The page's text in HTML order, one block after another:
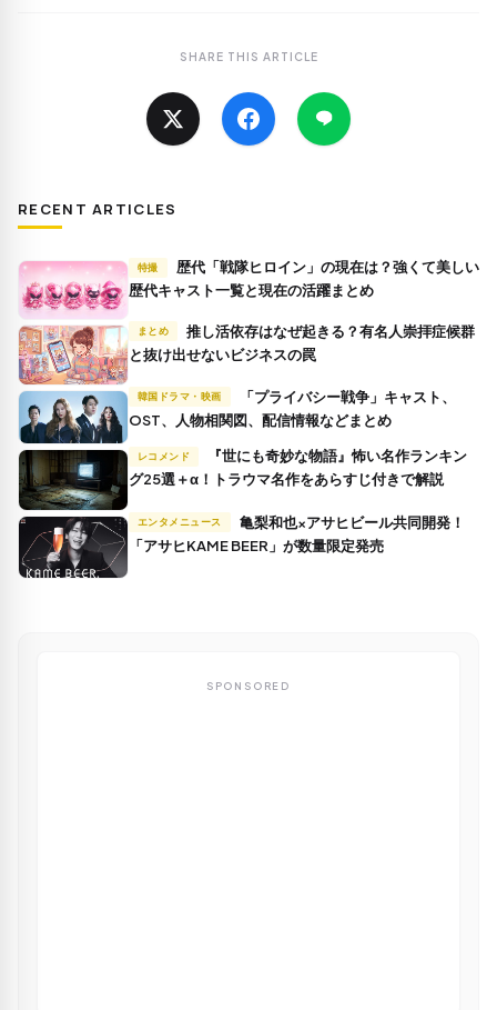
SHARE THIS ARTICLE
RECENT ARTICLES
特撮
歴代キャスト一覧と現在の活躍まとめ
まとめ
推し活依存はなぜ起きる？有名人崇拝症候群
と抜け出せないビジネスの罠
韓国ドラマ・映画
OST、人物相関図、配信情報などまとめ
レコメンド
グ25選＋α！トラウマ名作をあらすじ付きで解説
エンタメニュース
「アサヒKAME BEER」が数量限定発売
SPONSORED